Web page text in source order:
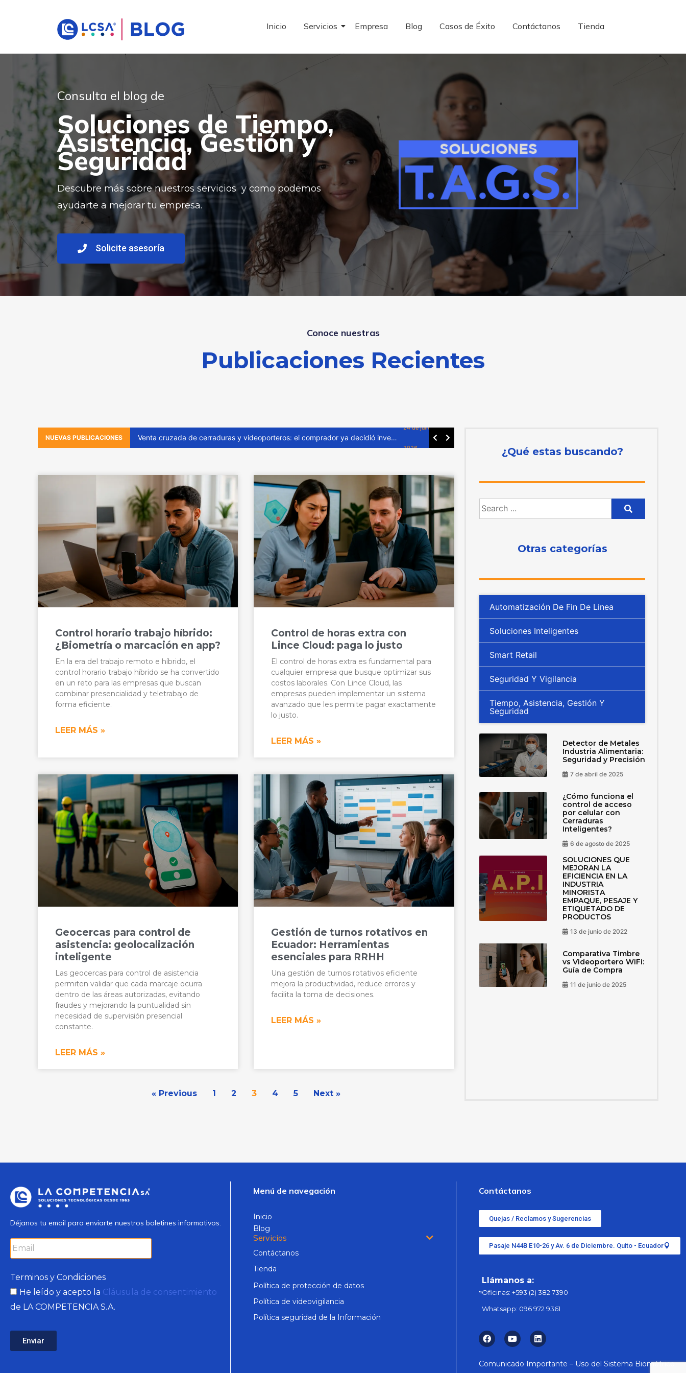
Inicio Servicios Empresa Blog Casos de Éxito Contáctanos Tienda
Consulta el blog de
Soluciones de Tiempo,
Asistencia, Gestión y
Seguridad
Descubre más sobre nuestros servicios y como podemos
ayudarte a mejorar tu empresa.
Solicite asesoría
Conoce nuestras
Publicaciones Recientes
NUEVAS PUBLICACIONES
Surtido de seguridad inteligente: Clave para elevar el ticket promedio ferretero
24 de julio de
2026
Venta cruzada de cerraduras y videoporteros: el comprador ya decidió invertir
24 de julio de
2026
Control horario trabajo híbrido:
¿Biometría o marcación en app?
En la era del trabajo remoto e híbrido, el
control horario trabajo híbrido se ha convertido
en un reto para las empresas que buscan
combinar presencialidad y teletrabajo de
forma eficiente.
LEER MÁS »
Control de horas extra con
Lince Cloud: paga lo justo
El control de horas extra es fundamental para
cualquier empresa que busque optimizar sus
costos laborales. Con Lince Cloud, las
empresas pueden implementar un sistema
avanzado que les permite pagar exactamente
lo justo.
LEER MÁS »
Geocercas para control de
asistencia: geolocalización
inteligente
Las geocercas para control de asistencia
permiten validar que cada marcaje ocurra
dentro de las áreas autorizadas, evitando
fraudes y mejorando la puntualidad sin
necesidad de supervisión presencial
constante.
LEER MÁS »
Gestión de turnos rotativos en
Ecuador: Herramientas
esenciales para RRHH
Una gestión de turnos rotativos eficiente
mejora la productividad, reduce errores y
facilita la toma de decisiones.
LEER MÁS »
« Previous 1 2 3 4 5 Next »
¿Qué estas buscando?
Otras categorías
Automatización De Fin De Linea
Soluciones Inteligentes
Smart Retail
Seguridad Y Vigilancia
Tiempo, Asistencia, Gestión Y
Seguridad
Detector de Metales
Industria Alimentaria:
Seguridad y Precisión
7 de abril de 2025
¿Cómo funciona el
control de acceso
por celular con
Cerraduras
Inteligentes?
6 de agosto de 2025
SOLUCIONES QUE
MEJORAN LA
EFICIENCIA EN LA
INDUSTRIA
MINORISTA
EMPAQUE, PESAJE Y
ETIQUETADO DE
PRODUCTOS
13 de junio de 2022
Comparativa Timbre
vs Videoportero WiFi:
Guía de Compra
11 de junio de 2025
Déjanos tu email para enviarte nuestros boletines informativos.
Terminos y Condiciones
He leído y acepto la Cláusula de consentimiento
de LA COMPETENCIA S.A.
Enviar
Menú de navegación
Inicio
Blog
Servicios
Contáctanos
Tienda
Política de protección de datos
Política de videovigilancia
Política seguridad de la Información
Contáctanos
Quejas / Reclamos y Sugerencias
Pasaje N44B E10-26 y Av. 6 de Diciembre. Quito - Ecuador
Llámanos a:
Oficinas: +593 (2) 382 7390
Whatsapp: 096 972 9361
Comunicado Importante – Uso del Sistema Biométrico